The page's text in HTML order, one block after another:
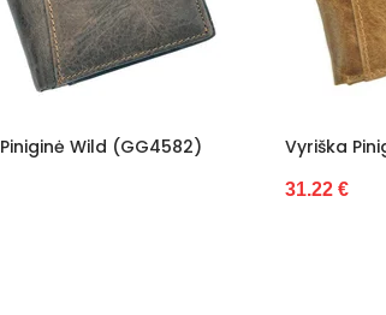
Vyriška Piniginė Wild (GG4583)